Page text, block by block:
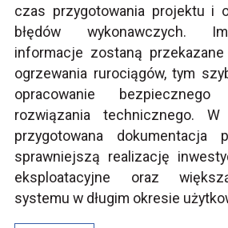
czas przygotowania projektu i
błędów wykonawczych.
informacje zostaną
ogrzewania rurociągów, tym
opracowanie
rozwiązania technicznego.
przygotowana dokumentacja
sprawniejszą realizację
eksploatacyjne oraz
systemu w długim okresie